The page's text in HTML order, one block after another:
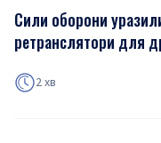
Сили оборони
ретранслятори для
2 хв